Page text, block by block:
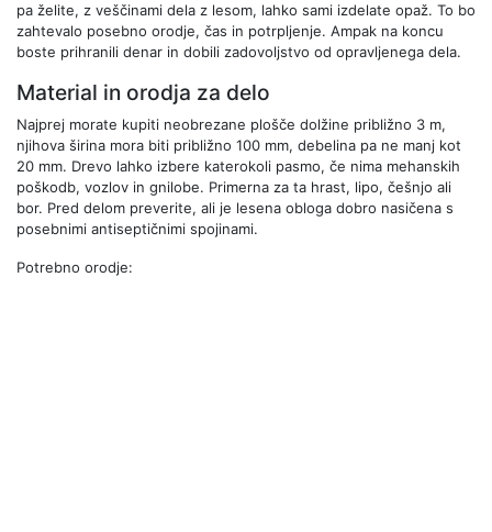
pa želite, z veščinami dela z lesom, lahko sami izdelate opaž. To bo
zahtevalo posebno orodje, čas in potrpljenje. Ampak na koncu
boste prihranili denar in dobili zadovoljstvo od opravljenega dela.
Material in orodja za delo
Najprej morate kupiti neobrezane plošče dolžine približno 3 m,
njihova širina mora biti približno 100 mm, debelina pa ne manj kot
20 mm. Drevo lahko izbere katerokoli pasmo, če nima mehanskih
poškodb, vozlov in gnilobe. Primerna za ta hrast, lipo, češnjo ali
bor. Pred delom preverite, ali je lesena obloga dobro nasičena s
posebnimi antiseptičnimi spojinami.
Potrebno orodje: